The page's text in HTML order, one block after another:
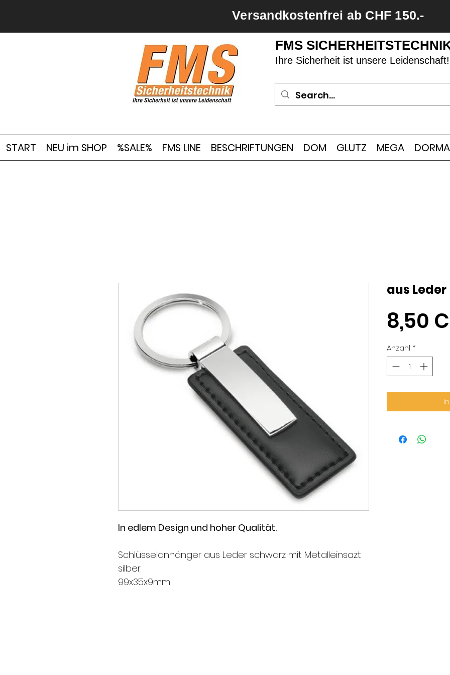
Versandkostenfrei ab CHF 150.-
FMS
Ihre Sicherheit ist unsere Leidenschaft!
START NEU im SHOP %SALE% FMS LINE BESCHRIFTUNGEN DOM GLUTZ MEGA
In edlem Design und hoher Qualität.
Schlüsselanhänger aus Leder schwarz mit Metalleinsazt
silber.
99x35x9mm
aus Leder
8,50
Anzahl *